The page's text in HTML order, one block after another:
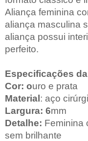
Aliança feminina
aliança masculina
aliança possui
perfeito.
Especificações
Cor: ouro e prata
Material : aço
Largura: 6mm
Detalhe: Feminina
sem brilhante